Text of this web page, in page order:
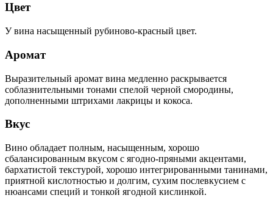
Цвет
У вина насыщенный рубиново-красный цвет.
Аромат
Выразительный аромат вина медленно раскрывается
соблазнительными тонами спелой черной смородины,
дополненными штрихами лакрицы и кокоса.
Вкус
Вино обладает полным, насыщенным, хорошо
сбалансированным вкусом с ягодно-пряными акцентами,
бархатистой текстурой, хорошо интегрированными танинами,
приятной кислотностью и долгим, сухим послевкусием с
нюансами специй и тонкой ягодной кислинкой.